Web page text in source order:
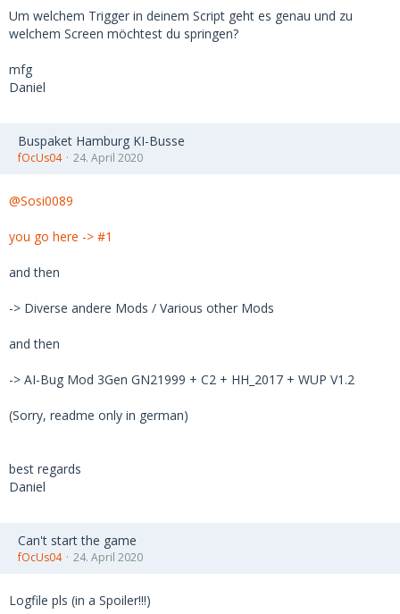
Um welchem Trigger in deinem Script geht es genau und zu
welchem Screen möchtest du springen?
mfg
Daniel
Buspaket Hamburg KI-Busse
fOcUs04 24. April 2020
@Sosi0089
you go here -> #1
and then
-> Diverse andere Mods / Various other Mods
and then
-> AI-Bug Mod 3Gen GN21999 + C2 + HH_2017 + WUP V1.2
(Sorry, readme only in german)
best regards
Daniel
Can't start the game
fOcUs04 24. April 2020
Logfile pls (in a Spoiler!!!)